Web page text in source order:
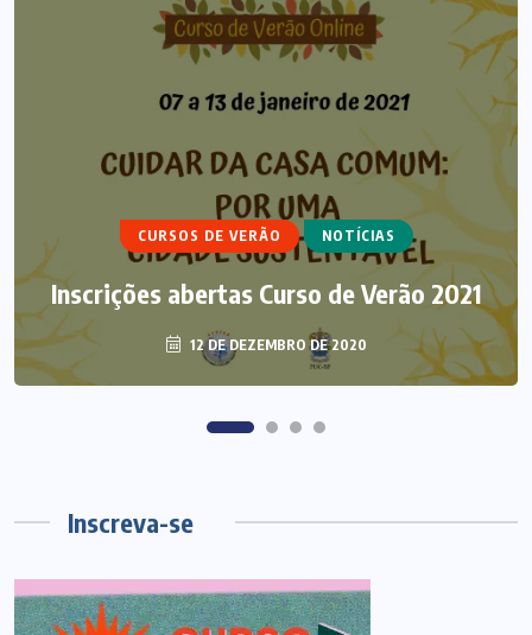
CURSOS DE VERÃO NOTÍCIAS
Inscrições abertas Curso de Verão 2021
12 DE DEZEMBRO DE 2020
ARTIGOS CURSO DE ECUMENISMO
ECUMENISMO TRANSFORMADOR:
ENTRE A TERRA, OS POVOS E A
ESPERANÇA
6 DE AGOSTO DE 2026
Inscreva-se